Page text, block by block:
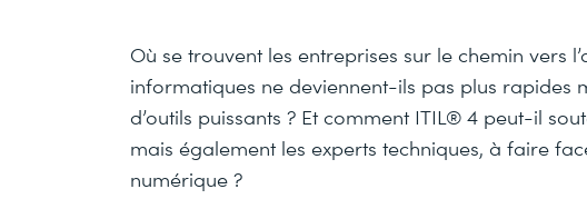
Où se trouvent les entreprises sur le chemin vers
informatiques ne deviennent-ils pas plus rapides
d’outils puissants ? Et comment ITIL® 4 peut-il
mais également les experts techniques, à faire
numérique ?